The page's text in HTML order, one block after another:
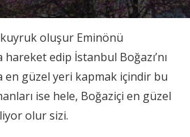
oluşur Eminönü
hareket edip İstanbul Boğazı’nı
en güzel yeri kapmak içindir bu
ise hele, Boğaziçi en güzel
olur sizi.